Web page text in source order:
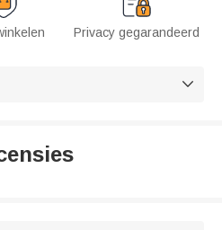
Privacy gegarandeerd
